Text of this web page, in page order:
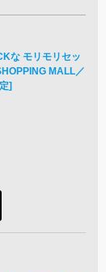
な モリモリセッ
MALL／
]